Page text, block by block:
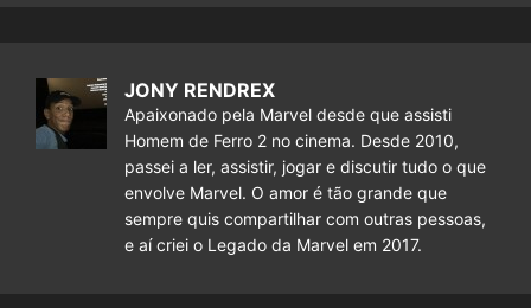
JONY RENDREX
Apaixonado pela Marvel desde que assisti
Homem de Ferro 2 no cinema. Desde 2010,
passei a ler, assistir, jogar e discutir tudo o que
envolve Marvel. O amor é tão grande que
sempre quis compartilhar com outras pessoas,
e aí criei o Legado da Marvel em 2017.